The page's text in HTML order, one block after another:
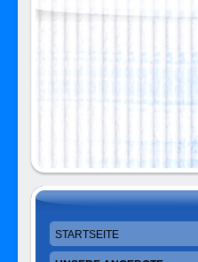
STARTSEITE